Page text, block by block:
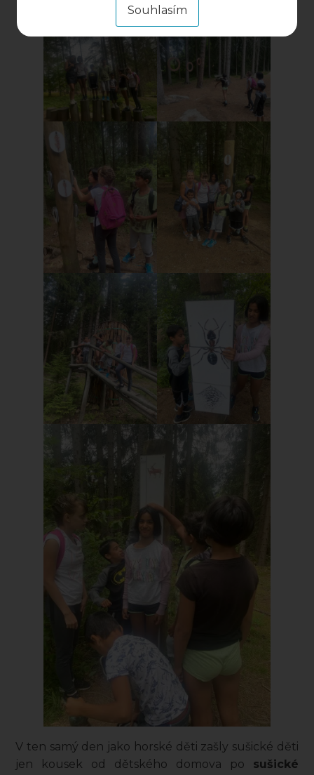
V ten samý den jako horské děti zašly sušické děti
jen kousek od dětského domova po sušické
Souhlasím